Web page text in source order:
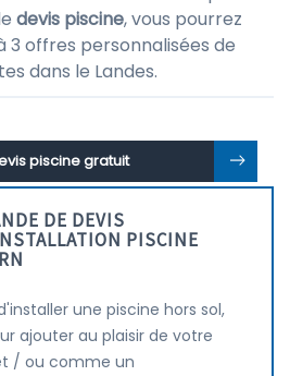
devis piscine, vous pourrez
3 offres personnalisées de
dans le Landes.
piscine gratuit
DE DEVIS
PISCINE
une piscine hors sol,
ajouter au plaisir de votre
/ ou comme un